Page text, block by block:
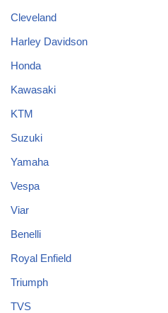
Cleveland
Harley Davidson
Honda
Kawasaki
KTM
Suzuki
Yamaha
Vespa
Viar
Benelli
Royal Enfield
Triumph
TVS